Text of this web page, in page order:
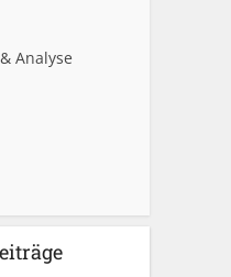
Analyse